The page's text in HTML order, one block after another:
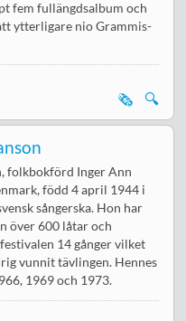
fem fullängdsalbum och
ytterligare nio Grammis-
🔍
🗞️
folkbokförd Inger Ann
född 4 april 1944 i
sångerska. Hon har
över 600 låtar och
14 gånger vilket
vunnit tävlingen. Hennes
1969 och 1973.